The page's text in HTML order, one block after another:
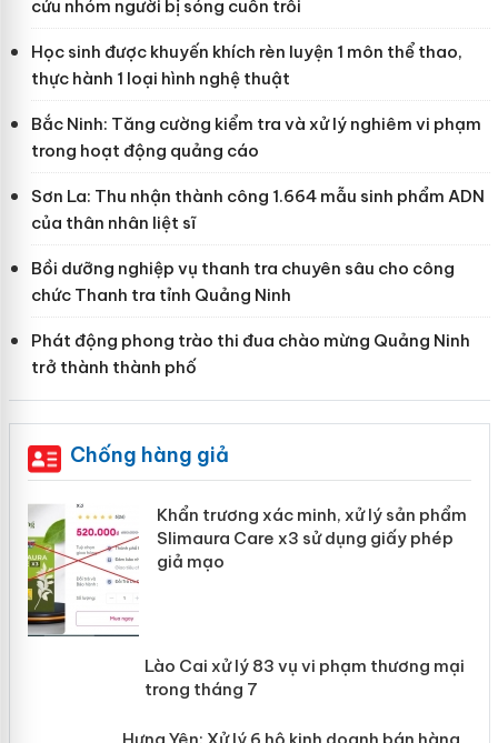
cứu nhóm người bị sóng cuốn trôi
Học sinh được khuyến khích rèn luyện 1 môn thể thao,
thực hành 1 loại hình nghệ thuật
Bắc Ninh: Tăng cường kiểm tra và xử lý nghiêm vi phạm
trong hoạt động quảng cáo
Sơn La: Thu nhận thành công 1.664 mẫu sinh phẩm ADN
của thân nhân liệt sĩ
Bồi dưỡng nghiệp vụ thanh tra chuyên sâu cho công
chức Thanh tra tỉnh Quảng Ninh
Phát động phong trào thi đua chào mừng Quảng Ninh
trở thành thành phố
Chống hàng giả
Khẩn trương xác minh, xử lý sản phẩm
Slimaura Care x3 sử dụng giấy phép
giả mạo
Lào Cai xử lý 83 vụ vi phạm thương
mại trong tháng 7